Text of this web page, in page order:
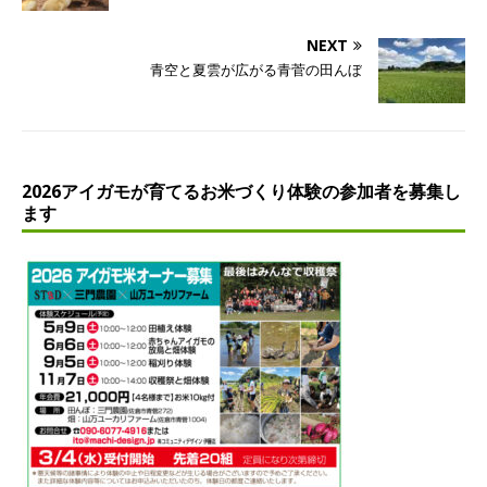
NEXT
青空と夏雲が広がる青菅の田んぼ
2026アイガモが育てるお米づくり体験の参加者を募集し
ます